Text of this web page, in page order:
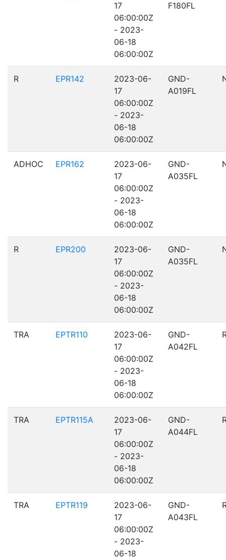
17
06:00:00Z
- 2023-
06-18
06:00:00Z
F180FL
R EPR142
2023-06-
17
06:00:00Z
- 2023-
06-18
06:00:00Z
GND-
A019FL
ADHOC EPR162
2023-06-
17
06:00:00Z
- 2023-
06-18
06:00:00Z
GND-
A035FL
R EPR200
2023-06-
17
06:00:00Z
- 2023-
06-18
06:00:00Z
GND-
A035FL
TRA EPTR110
2023-06-
17
06:00:00Z
- 2023-
06-18
06:00:00Z
GND-
A042FL
TRA EPTR115A
2023-06-
17
06:00:00Z
- 2023-
06-18
06:00:00Z
GND-
A044FL
TRA EPTR119
2023-06-
17
06:00:00Z
- 2023-
06-18
GND-
A043FL